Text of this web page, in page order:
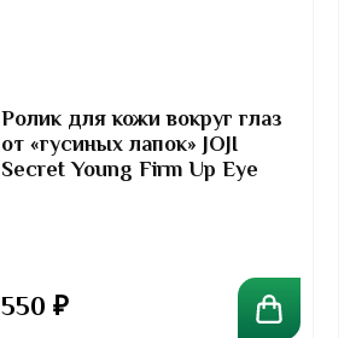
Ролик для кожи вокруг глаз
от «гусиных лапок» JOJI
Secret Young Firm Up Eye
550 ₽